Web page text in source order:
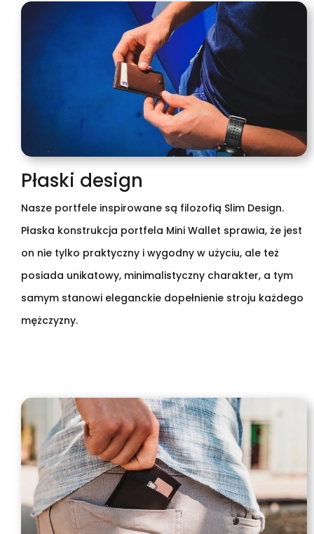
Płaski design
Nasze portfele inspirowane są filozofią Slim Design.
Płaska konstrukcja portfela Mini Wallet sprawia, że jest
on nie tylko praktyczny i wygodny w użyciu, ale też
posiada unikatowy, minimalistyczny charakter, a tym
samym stanowi eleganckie dopełnienie stroju każdego
mężczyzny.